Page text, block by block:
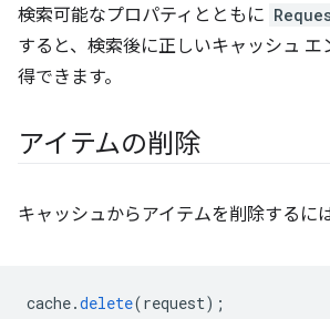
検索可能なプロパティとともに
すると、検索後に正しいキャッシュ エ
得できます。
アイテムの削除
キャッシュからアイテムを削除するに
cache.delete(request);